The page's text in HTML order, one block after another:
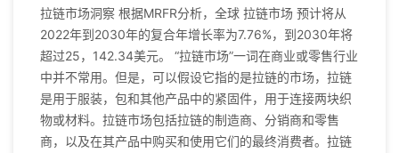
拉链市场洞察 根据MRFR分析，全球 拉链市场 预计将从
2022年到2030年的复合年增长率为7.76%，到2030年将
超过25，142.34美元。 “拉链市场”一词在商业或零售行业
中并不常用。但是，可以假设它指的是拉链的市场，拉链
是用于服装，包和其他产品中的紧固件，用于连接两块织
物或材料。拉链市场包括拉链的制造商、分销商和零售
商，以及在其产品中购买和使用它们的最终消费者。拉链